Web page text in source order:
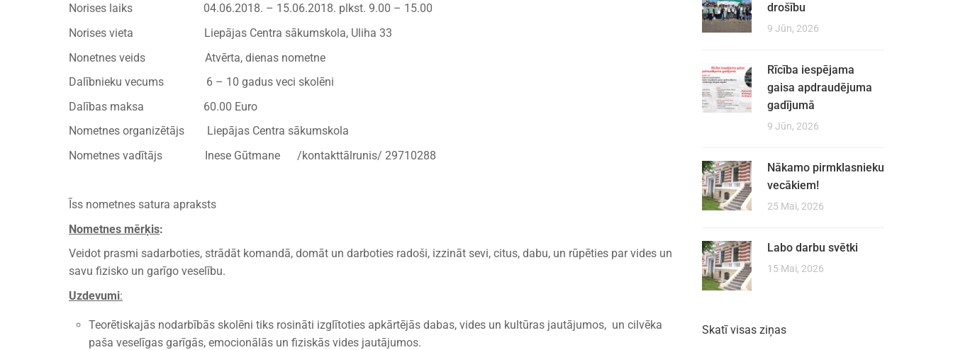
Norises laiks 04.06.2018. – 15.06.2018. plkst. 9.00 – 15.00
Norises vieta Liepājas Centra sākumskola, Uliha 33
Nonetnes veids Atvērta, dienas nometne
Dalībnieku vecums 6 – 10 gadus veci skolēni
Dalības maksa 60.00 Euro
Nometnes organizētājs Liepājas Centra sākumskola
Nometnes vadītājs Inese Gūtmane /kontakttālrunis/ 29710288
Īss nometnes satura apraksts
Nometnes mērķis:
Veidot prasmi sadarboties, strādāt komandā, domāt un darboties radoši, izzināt sevi, citus, dabu, un rūpēties par vides un
savu fizisko un garīgo veselību.
Uzdevumi:
Teorētiskajās nodarbībās skolēni tiks rosināti izglītoties apkārtējās dabas, vides un kultūras jautājumos, un cilvēka
paša veselīgas garīgās, emocionālās un fiziskās vides jautājumos.
drošību
9 Jūn, 2026
Rīcība iespējama
gaisa apdraudējuma
gadījumā
9 Jūn, 2026
Nākamo pirmklasnieku
vecākiem!
25 Mai, 2026
Labo darbu svētki
15 Mai, 2026
Skatī visas ziņas